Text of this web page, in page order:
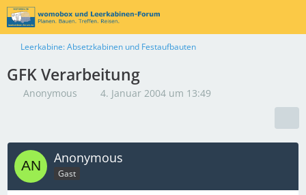
Leerkabine: Absetzkabinen und Festaufbauten
GFK Verarbeitung
Anonymous 4. Januar 2004 um 13:49
Anonymous
Gast